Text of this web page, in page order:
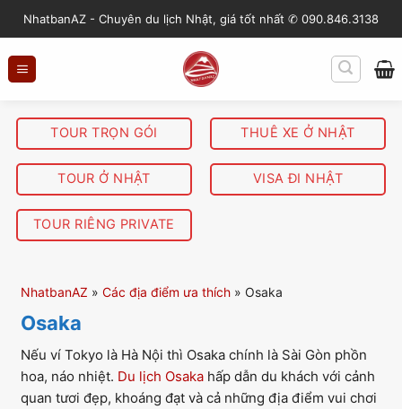
NhatbanAZ - Chuyên du lịch Nhật, giá tốt nhất ✆ 090.846.3138
TOUR TRỌN GÓI
TOUR Ở NHẬT
TOUR RIÊNG PRIVATE
THUÊ XE Ở NHẬT
VISA ĐI NHẬT
NhatbanAZ » Các địa điểm ưa thích » Osaka
Osaka
Nếu ví Tokyo là Hà Nội thì Osaka chính là Sài Gòn phồn
hoa, náo nhiệt. Du lịch Osaka hấp dẫn du khách với cảnh
quan tươi đẹp, khoáng đạt và cả những địa điểm vui chơi